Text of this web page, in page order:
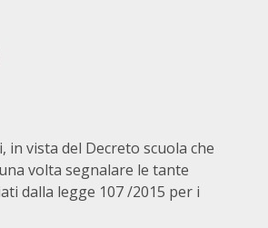
vista del Decreto scuola che
volta segnalare le tante
dalla legge 107 /2015 per i